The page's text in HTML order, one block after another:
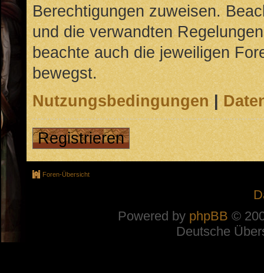
Berechtigungen zuweisen.
und die verwandten
beachte auch die jeweiligen
bewegst.
Nutzungsbedingungen|
Registrieren
Foren-Übersicht
Powered by phpBB ©
Deutsche